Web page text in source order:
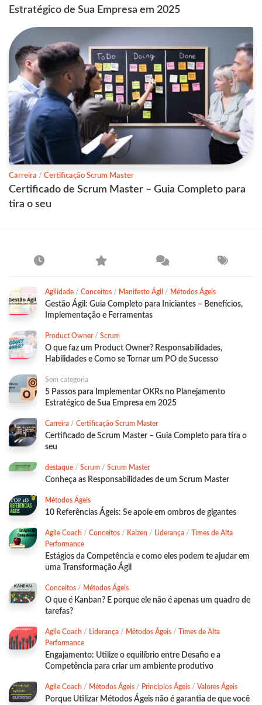
Estratégico de Sua Empresa em 2025
Carreira / Certificação Scrum Master
Certificado de Scrum Master – Guia Completo para
tira o seu
Agilidade / Conceitos / Manifesto Ágil / Métodos Ágeis
Gestão Ágil: Guia Completo para Iniciantes – Benefícios,
Implementação e Ferramentas
Product Owner/ Scrum
O que faz um Product Owner? Responsabilidades,
Habilidades e Como se Tornar um PO de Sucesso
Sem categoria
5 Passos para Implementar OKRs no Planejamento
Estratégico de Sua Empresa em 2025
Carreira / Certificação Scrum Master
Certificado de Scrum Master – Guia Completo para tira o
seu
destaque / Scrum / Scrum Master
Conheça as Responsabilidades de um Scrum Master
Métodos Ágeis
10 Referências Ágeis: Se apoie em ombros de gigantes
Agile Coach / Conceitos / Kaizen / Liderança / Times de Alta
Performance
Estágios da Competência e como eles podem te ajudar em
uma Transformação Ágil
Conceitos / Métodos Ágeis
O que é Kanban? E porque ele não é apenas um quadro de
tarefas?
Agile Coach / Liderança / Métodos Ágeis / Times de Alta
Performance
Engajamento: Utilize o equilíbrio entre Desafio e a
Competência para criar um ambiente produtivo
Agile Coach / Métodos Ágeis / Princípios Ágeis / Valores Ágeis
Porque Utilizar Métodos Ágeis não é garantia de que você